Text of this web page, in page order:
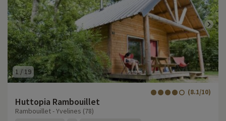
1 / 19
Huttopia Rambouillet
(8.1/10)
Rambouillet - Yvelines (78)